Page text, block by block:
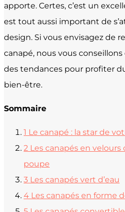
apporte. Certes, c’est un
est tout aussi important de
design. Si vous envisagez de
canapé, nous vous
des tendances pour profiter
bien-être.
Sommaire
1 Le canapé : la star de
2 Les canapés en
poupe
3 Les canapés vert d’eau
4 Les canapés en forme